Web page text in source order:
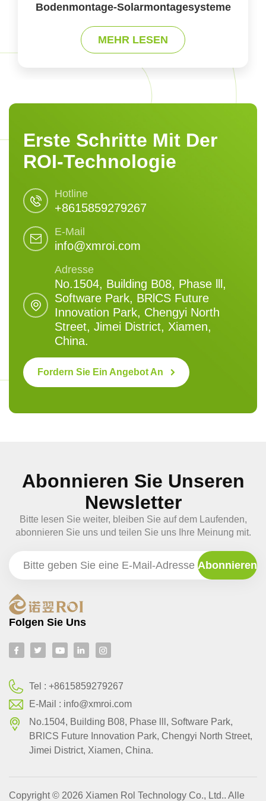
Solarmodule
MEHR LESEN
Erste Schritte Mit Der
ROI-Technologie
Hotline
+8615859279267
E-Mail
info@xmroi.com
Adresse
No.1504, Building B08, Phase lll,
Software Park, BRlCS Future
Innovation Park, Chengyi North
Street, Jimei District, Xiamen,
China.
Fordern Sie Ein Angebot An
Abonnieren Sie Unseren
Newsletter
Bitte lesen Sie weiter, bleiben Sie auf dem Laufenden,
abonnieren Sie uns und teilen Sie uns Ihre Meinung mit.
Folgen Sie Uns
Tel :+8615859279267
E-Mail : info@xmroi.com
No.1504, Building B08, Phase lll, Software Park,
BRlCS Future Innovation Park, Chengyi North Street,
Jimei District, Xiamen, China.
Copyright © 2026 Xiamen Rol Technology Co., Ltd.. Alle